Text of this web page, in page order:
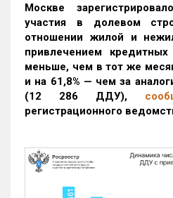
Москве
участия в долевом
отношении жилой и
привлечением
меньше, чем в тот же
и на 61,8% — чем за
(12 286 ДДУ),
регистрационного